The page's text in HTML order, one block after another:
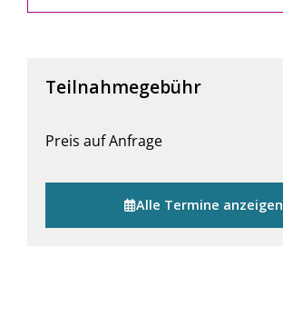
Teilnahmegebühr
Preis auf Anfrage
Alle Termine anzeigen